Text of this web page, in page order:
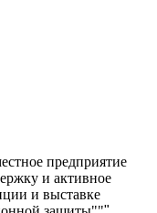
предприятие
и активное
и выставке